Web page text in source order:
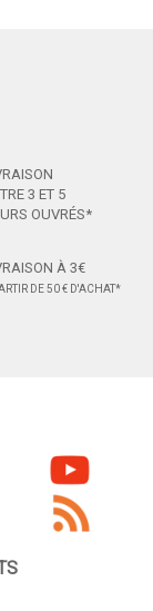
3 ET 5
OUVRÉS*
À 3€
DE 50 € D'ACHAT*